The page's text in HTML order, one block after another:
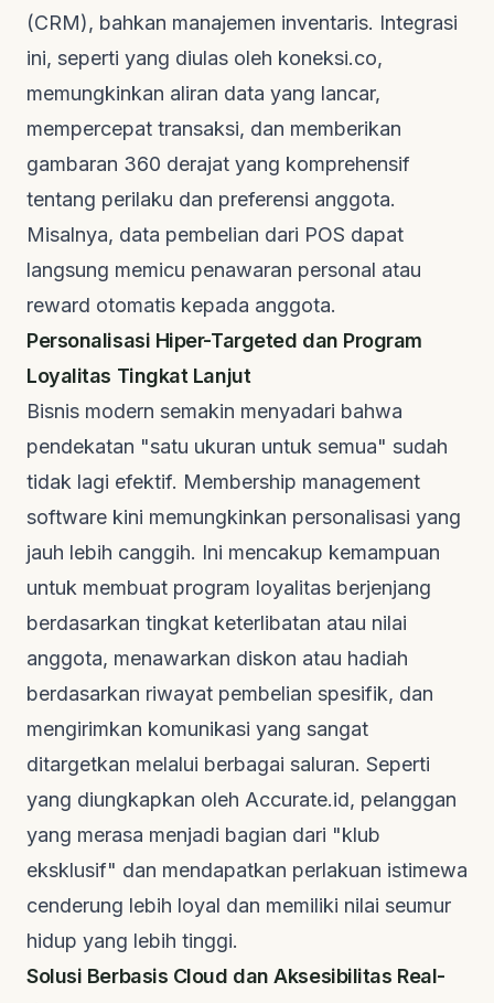
(CRM), bahkan manajemen inventaris. Integrasi
ini, seperti yang diulas oleh koneksi.co,
memungkinkan aliran data yang lancar,
mempercepat transaksi, dan memberikan
gambaran 360 derajat yang komprehensif
tentang perilaku dan preferensi anggota.
Misalnya, data pembelian dari POS dapat
langsung memicu penawaran personal atau
reward otomatis kepada anggota.
Personalisasi Hiper-Targeted dan Program
Loyalitas Tingkat Lanjut
Bisnis modern semakin menyadari bahwa
pendekatan "satu ukuran untuk semua" sudah
tidak lagi efektif. Membership management
software kini memungkinkan personalisasi yang
jauh lebih canggih. Ini mencakup kemampuan
untuk membuat program loyalitas berjenjang
berdasarkan tingkat keterlibatan atau nilai
anggota, menawarkan diskon atau hadiah
berdasarkan riwayat pembelian spesifik, dan
mengirimkan komunikasi yang sangat
ditargetkan melalui berbagai saluran. Seperti
yang diungkapkan oleh Accurate.id, pelanggan
yang merasa menjadi bagian dari "klub
eksklusif" dan mendapatkan perlakuan istimewa
cenderung lebih loyal dan memiliki nilai seumur
hidup yang lebih tinggi.
Solusi Berbasis Cloud dan Aksesibilitas Real-